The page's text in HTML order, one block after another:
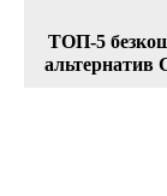
ТОП-5
альтернатив